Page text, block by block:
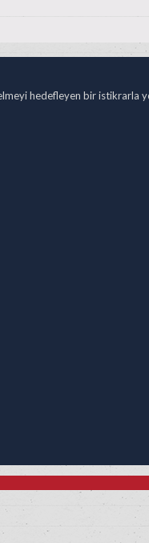
hedefleyen bir istikrarla